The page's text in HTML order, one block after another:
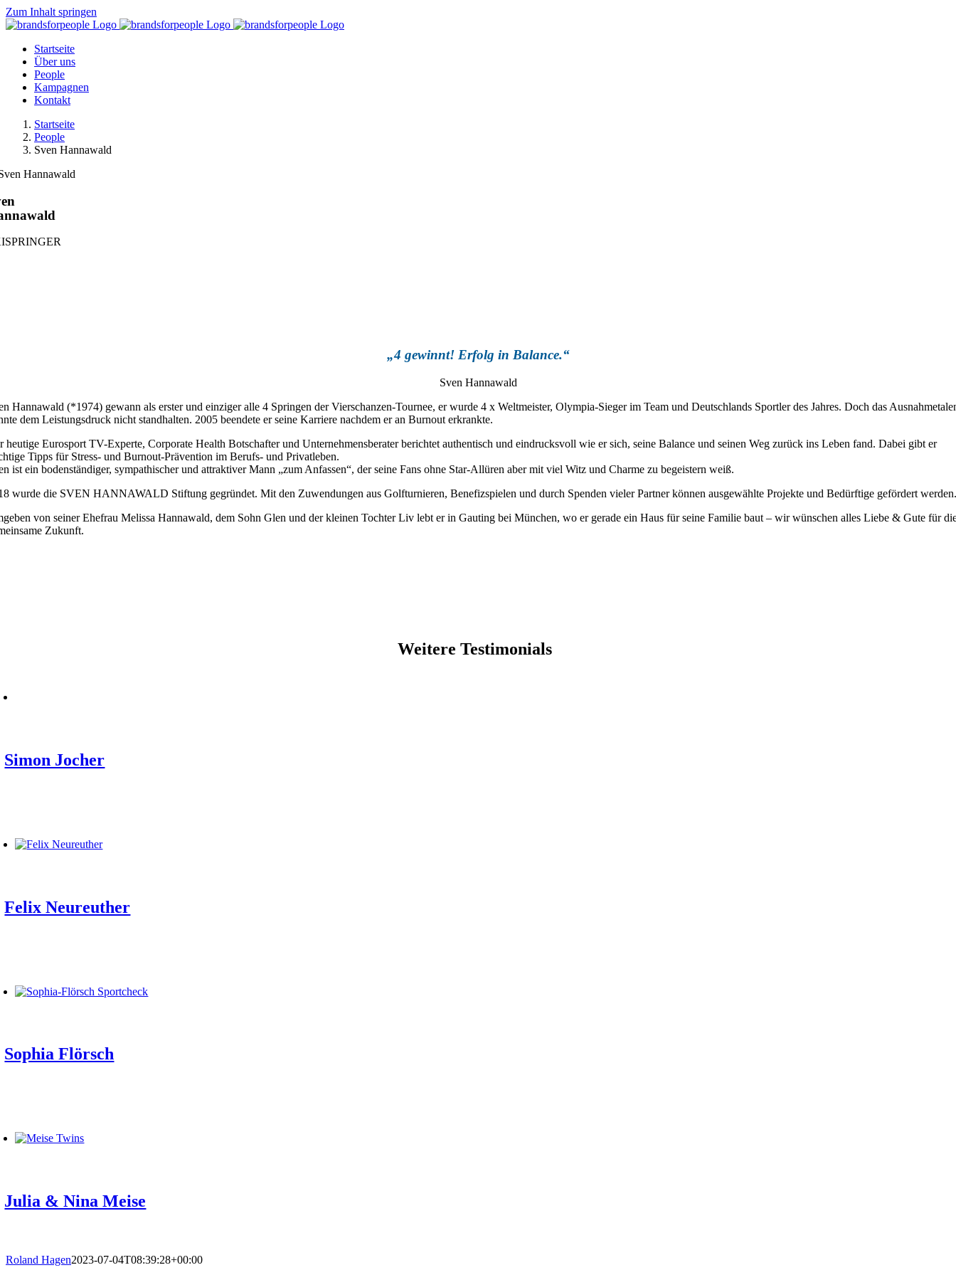
Zum Inhalt springen
Startseite
Über uns
People
Kampagnen
Kontakt
Startseite
People
Sven Hannawald
„4 gewinnt! Erfolg in Balance.“
Sven Hannawald
Hannawald (*1974) gewann als erster und einziger alle 4 Springen der Vierschanzen-Tournee, er wurde 4 x Weltmeister, Olympia-Sieger im Team und Deutschlands Sportler des Jahres. Doch das
dem Leistungsdruck nicht standhalten. 2005 beendete er seine Karriere nachdem er an Burnout erkrankte.
heutige Eurosport TV-Experte, Corporate Health Botschafter und Unternehmensberater berichtet authentisch und eindrucksvoll wie er sich, seine Balance und seinen Weg zurück ins Leben fand. Dabei gibt er
Tipps für Stress- und Burnout-Prävention im Berufs- und Privatleben.
ist ein bodenständiger, sympathischer und attraktiver Mann „zum Anfassen“, der seine Fans ohne Star-Allüren aber mit viel Witz und Charme zu begeistern weiß.
wurde die SVEN HANNAWALD Stiftung gegründet. Mit den Zuwendungen aus Golfturnieren, Benefizspielen und durch Spenden vieler Partner können ausgewählte Projekte und Bedürftige gefördert
von seiner Ehefrau Melissa Hannawald, dem Sohn Glen und der kleinen Tochter Liv lebt er in Gauting bei München, wo er gerade ein Haus für seine Familie baut – wir wünschen alles Liebe & Gute für
Zukunft.
Weitere Testimonials
Simon Jocher
Felix Neureuther
Sophia Flörsch
Julia & Nina Meise
Roland Hagen2023-07-04T08:39:28+00:00